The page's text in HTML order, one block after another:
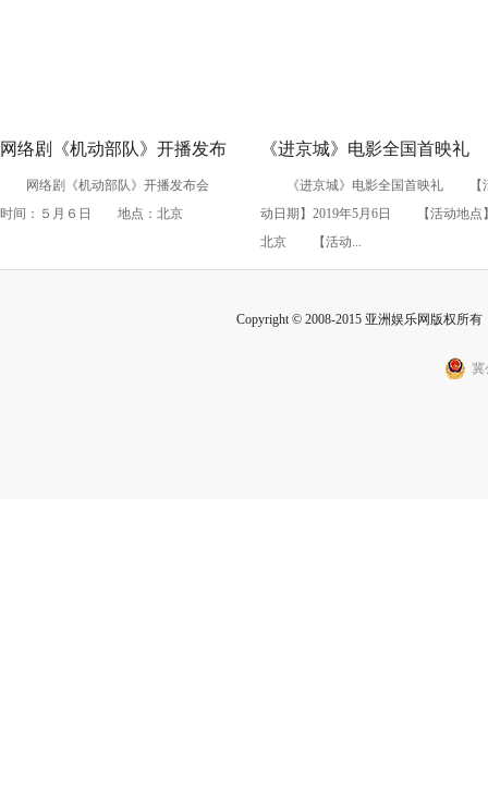
网络剧《机动部队》开播发布
网络剧《机动部队》开播发布会
时间：５月６日 地点：北京
《进京城》电影全国首映礼
《进京城》电影全国首映礼 【
动日期】2019年5月6日 【活动地点
北京 【活动...
Copyright © 2008-2015 亚洲娱乐网版权所
冀